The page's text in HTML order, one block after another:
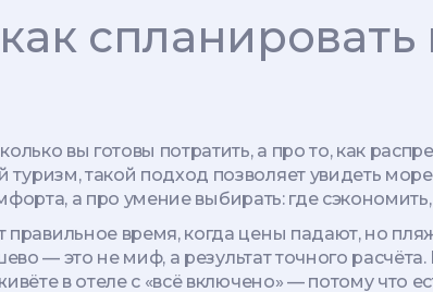
спланировать
вы готовы потратить, а про то, как
туризм, такой подход позволяет увидеть
а про умение выбирать: где сэкономить,
правильное время, когда цены падают, но
— это не миф, а результат точного
в отеле с «всё включено» — потому что